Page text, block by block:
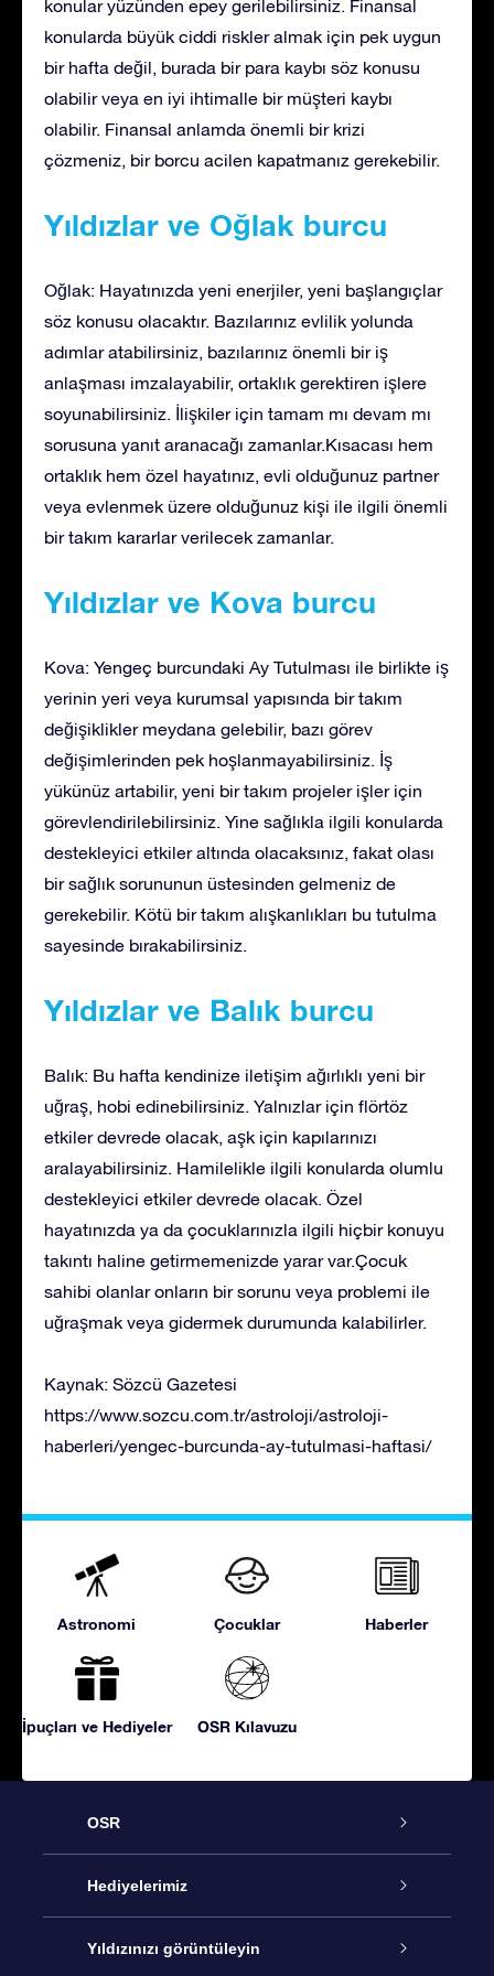
konular yüzünden epey gerilebilirsiniz. Finansal
konularda büyük ciddi riskler almak için pek uygun
bir hafta değil, burada bir para kaybı söz konusu
olabilir veya en iyi ihtimalle bir müşteri kaybı
olabilir. Finansal anlamda önemli bir krizi
çözmeniz, bir borcu acilen kapatmanız gerekebilir.
Yıldızlar ve Oğlak burcu
Oğlak: Hayatınızda yeni enerjiler, yeni başlangıçlar
söz konusu olacaktır. Bazılarınız evlilik yolunda
adımlar atabilirsiniz, bazılarınız önemli bir iş
anlaşması imzalayabilir, ortaklık gerektiren işlere
soyunabilirsiniz. İlişkiler için tamam mı devam mı
sorusuna yanıt aranacağı zamanlar.Kısacası hem
ortaklık hem özel hayatınız, evli olduğunuz partner
veya evlenmek üzere olduğunuz kişi ile ilgili önemli
bir takım kararlar verilecek zamanlar.
Yıldızlar ve Kova burcu
Kova: Yengeç burcundaki Ay Tutulması ile birlikte iş
yerinin yeri veya kurumsal yapısında bir takım
değişiklikler meydana gelebilir, bazı görev
değişimlerinden pek hoşlanmayabilirsiniz. İş
yükünüz artabilir, yeni bir takım projeler işler için
görevlendirilebilirsiniz. Yine sağlıkla ilgili konularda
destekleyici etkiler altında olacaksınız, fakat olası
bir sağlık sorununun üstesinden gelmeniz de
gerekebilir. Kötü bir takım alışkanlıkları bu tutulma
sayesinde bırakabilirsiniz.
Yıldızlar ve Balık burcu
Balık: Bu hafta kendinize iletişim ağırlıklı yeni bir
uğraş, hobi edinebilirsiniz. Yalnızlar için flörtöz
etkiler devrede olacak, aşk için kapılarınızı
aralayabilirsiniz. Hamilelikle ilgili konularda olumlu
destekleyici etkiler devrede olacak. Özel
hayatınızda ya da çocuklarınızla ilgili hiçbir konuyu
takıntı haline getirmemenizde yarar var.Çocuk
sahibi olanlar onların bir sorunu veya problemi ile
uğraşmak veya gidermek durumunda kalabilirler.
Kaynak: Sözcü Gazetesi
https://www.sozcu.com.tr/astroloji/astroloji-
haberleri/yengec-burcunda-ay-tutulmasi-haftasi/
Astronomi Çocuklar Haberler
İpuçları ve Hediyeler OSR Kılavuzu
OSR
Hizmet
İletişim
Hediyelerimiz
Çevrimiçi Yıldız Hediyesi
Yıldızınızı görüntüleyin